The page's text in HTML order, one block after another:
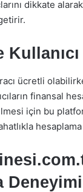
dikkate
ücretli
finansal
için bu
Deneyimi